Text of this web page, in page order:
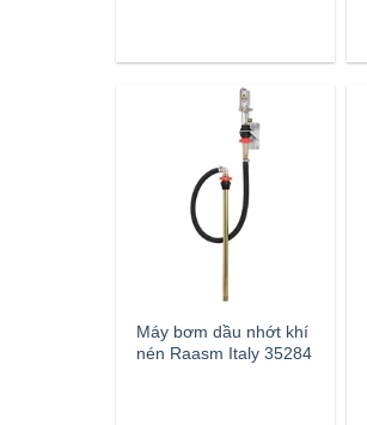
Máy bơm dầu nhớt khí
nén Raasm Italy 35284